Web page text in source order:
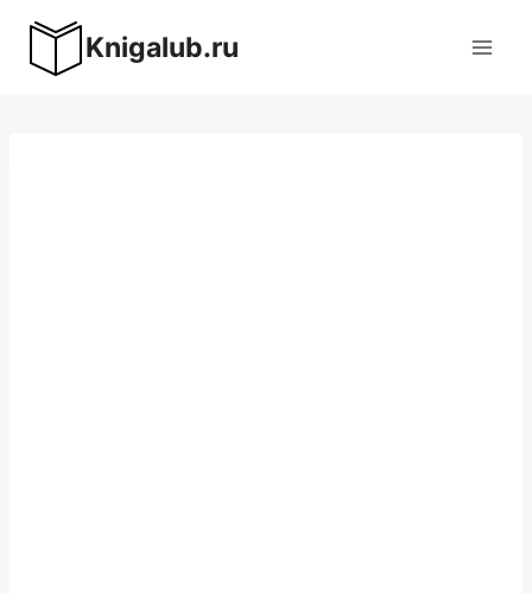
содержимому
Knigalub.ru